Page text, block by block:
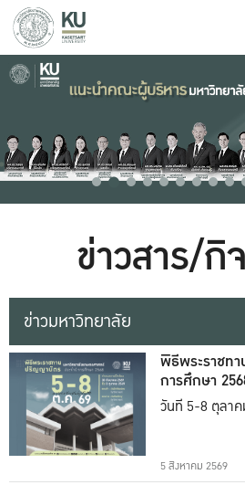
ข่าวสาร/กิ
ข่าวมหาวิทยาลัย
พิธีพระราชท
การศึกษา
วันที่ 5-8 ตุลา
5 สิงหาคม 2569